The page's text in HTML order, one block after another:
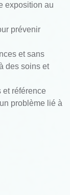
exposition au
prévenir
et sans
des soins et
et référence
problème lié à